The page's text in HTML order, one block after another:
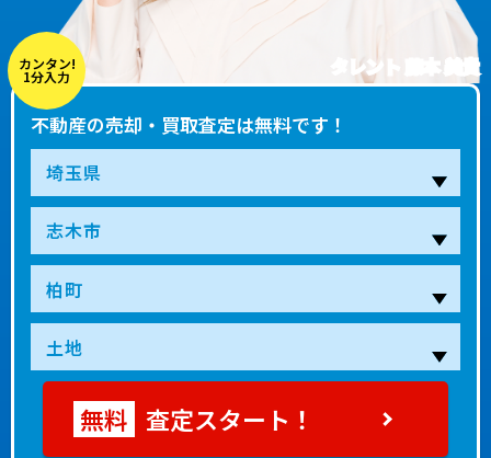
タレント 藤本 美貴
カンタン!
1分入力
不動産の売却・買取査定は無料です！
査定スタート！